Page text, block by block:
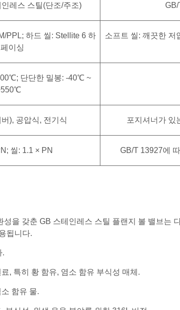
레스 스틸(단조/주조)
PPL; 하드 씰: Stellite 6 하
이싱
소프트 씰: 깨끗한 저
단단한 밀봉: -40℃ ~
), 공압식, 전기식 포지셔너가 있
씰: 1.1 × PN GB/T 13927에
을 갖춘 GB 스테인레스 스틸 플랜지 볼 밸브는
됩니다.
.
, 특히 황 함유, 염소 함유 부식성 매체.
함유 물.